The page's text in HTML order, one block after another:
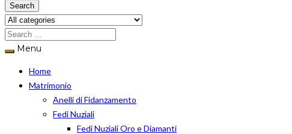
Search
Menu
Home
Matrimonio
Anelli di Fidanzamento
Fedi Nuziali
Fedi Nuziali Oro e Diamanti